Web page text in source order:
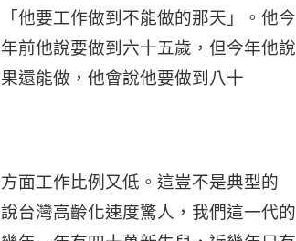
他要工作做到不能做的那天」。他今
前他說要做到六十五歲，但今年他說
還能做，他會說他要做到八十
面工作比例又低。這豈不是典型的
台灣高齡化速度驚人，我們這一代的